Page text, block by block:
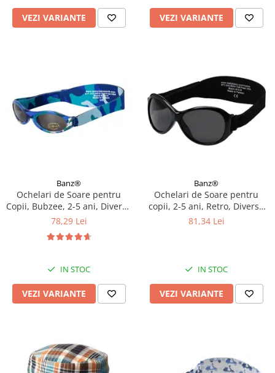
VEZI VARIANTE VEZI VARIANTE
Banz®
Ochelari de Soare pentru
Copii, Bubzee, 2-5 ani, Diverse
culori
78,29 Lei
IN STOC
VEZI VARIANTE
Banz®
Ochelari de Soare pentru
copii, 2-5 ani, Retro, Diverse
culori
81,34 Lei
IN STOC
VEZI VARIANTE